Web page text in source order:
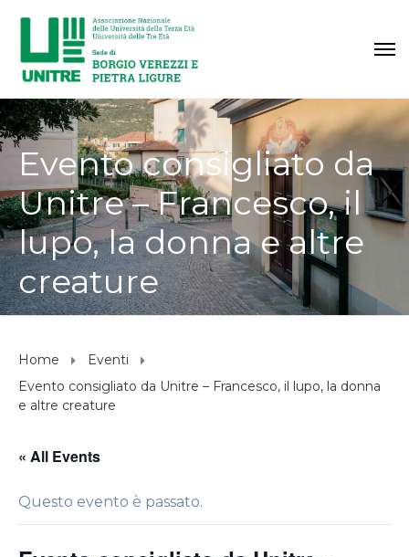
Evento consigliato da
Unitre – Francesco, il
lupo, la donna e altre
creature
Home
Eventi
Evento consigliato da Unitre – Francesco, il lupo, la donna
e altre creature
« All Events
Questo evento è passato.